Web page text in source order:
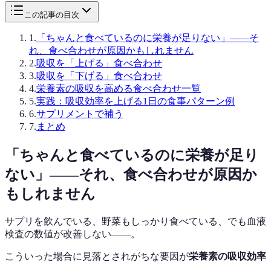
この記事の目次
1 . 「ちゃんと食べているのに栄養が足りない」——そ
れ、食べ合わせが原因かもしれません
2.吸収を「上げる」食べ合わせ
3.吸収を「下げる」食べ合わせ
4.栄養素の吸収を高める食べ合わせ一覧
5.実践：吸収効率を上げる1日の食事パターン例
6.サプリメントで補う
7. まとめ
「ちゃんと食べているのに栄養が足り
ない」——それ、食べ合わせが原因か
もしれません
サプリを飲んでいる、野菜もしっかり食べている、でも血液
検査の数値が改善しない——。
こういった場合に見落とされがちな要因が栄養素の吸収効率